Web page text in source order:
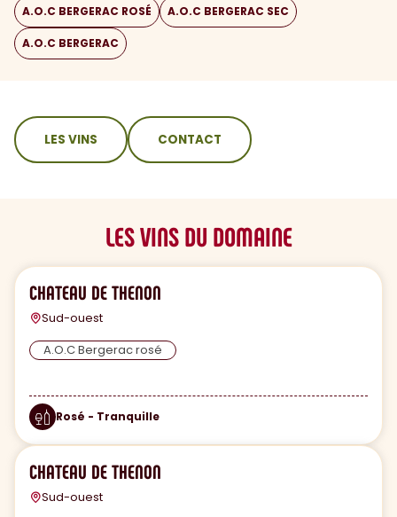
A.O.C BERGERAC ROSÉ A.O.C BERGERAC SEC
A.O.C BERGERAC
sommaire
LES VINS CONTACT
LES VINS DU DOMAINE
CHATEAU DE THENON
Sud-ouest
A.O.C Bergerac rosé
Rosé - Tranquille
CHATEAU DE THENON
Sud-ouest